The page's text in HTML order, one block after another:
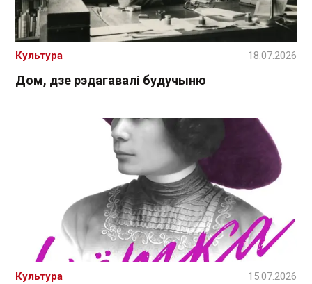
Дом, дзе рэдагавалі будучыню
Культура 18.07.2026
Культура 15.07.2026